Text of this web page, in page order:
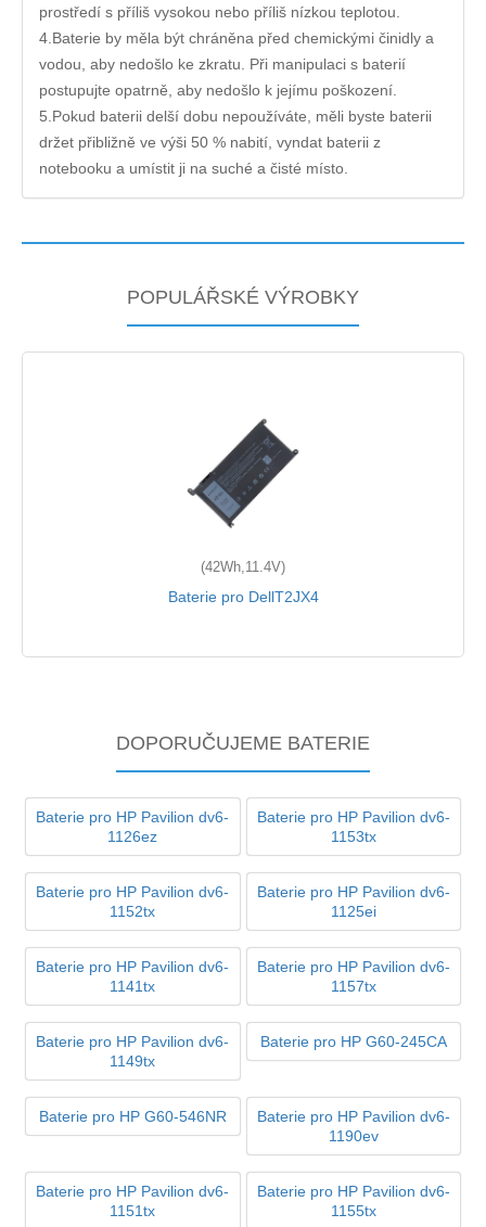
prostředí s příliš vysokou nebo příliš nízkou teplotou.
4.Baterie by měla být chráněna před chemickými činidly a
vodou, aby nedošlo ke zkratu. Při manipulaci s baterií
postupujte opatrně, aby nedošlo k jejímu poškození.
5.Pokud baterii delší dobu nepoužíváte, měli byste baterii
držet přibližně ve výši 50 % nabití, vyndat baterii z
notebooku a umístit ji na suché a čisté místo.
POPULÁŘSKÉ VÝROBKY
(42Wh,11.4V)
Baterie pro DellT2JX4
DOPORUČUJEME BATERIE
Baterie pro HP Pavilion dv6-
1126ez
Baterie pro HP Pavilion dv6-
1153tx
Baterie pro HP Pavilion dv6-
1152tx
Baterie pro HP Pavilion dv6-
1125ei
Baterie pro HP Pavilion dv6-
1141tx
Baterie pro HP Pavilion dv6-
1157tx
Baterie pro HP Pavilion dv6-
1149tx
Baterie pro HP G60-245CA
Baterie pro HP G60-546NR
Baterie pro HP Pavilion dv6-
1190ev
Baterie pro HP Pavilion dv6-
1151tx
Baterie pro HP Pavilion dv6-
1155tx